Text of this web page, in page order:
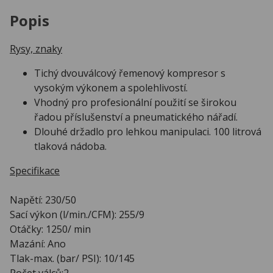
Popis
Rysy, znaky
Tichý dvouválcový řemenový kompresor s
vysokým výkonem a spolehlivostí.
Vhodný pro profesionální použití se širokou
řadou příslušenství a pneumatického nářadí.
Dlouhé držadlo pro lehkou manipulaci. 100 litrová
tlaková nádoba.
Specifikace
Napětí: 230/50
Sací výkon (l/min./CFM): 255/9
Otáčky: 1250/ min
Mazání: Ano
Tlak-max. (bar/ PSI): 10/145